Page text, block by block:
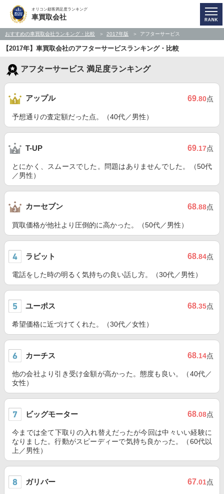
オリコン顧客満足度ランキング
車買取会社
おすすめの車買取会社ランキング・比較 2017年版 アフターサービス
【2017年】車買取会社のアフターサービスランキング・比較
アフターサービス 満足度ランキング
アップル 69.80点
予想通りの査定額だった点。（40代／男性）
T-UP 69.17点
とにかく、スムースでした。問題はありませんでした。（50代
／男性）
カーセブン 68.88点
買取価格が他社より圧倒的に高かった。（50代／男性）
ラビット 68.84点
電話をした時の明るく気持ちの良い話し方。（30代／男性）
ユーポス 68.35点
希望価格に近づけてくれた。（30代／女性）
カーチス 68.14点
他の会社より引き受け金額が高かった。態度も良い。（40代／
女性）
ビッグモーター 68.08点
今までは全て下取りの入れ替えだったが今回は中々いい経験に
なりました。行動がスピーディーで気持ち良かった。（60代以
上／男性）
ガリバー 67.01点